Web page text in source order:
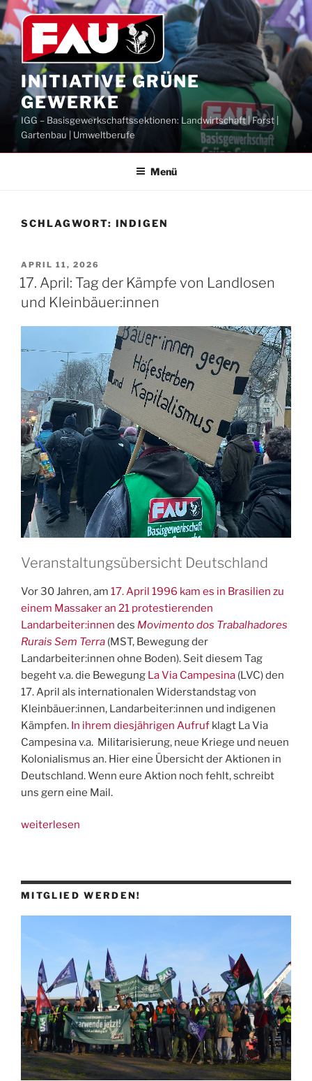
Zum
Inhalt
springen
INITIATIVE GRÜNE
GEWERKE
IGG – Basisgewerkschaftssektionen: Landwirtschaft | Forst |
Gartenbau | Umweltberufe
Menü
SCHLAGWORT: INDIGEN
VERÖFFENTLICHT
AM
APRIL 11, 2026
17. April: Tag der Kämpfe von Landlosen
und Kleinbäuer:innen
Veranstaltungsübersicht Deutschland
Vor 30 Jahren, am 17. April 1996 kam es in Brasilien zu
einem Massaker an 21 protestierenden
Landarbeiter:innen des Movimento dos Trabalhadores
Rurais Sem Terra (MST, Bewegung der
Landarbeiter:innen ohne Boden). Seit diesem Tag
begeht v.a. die Bewegung La Via Campesina (LVC) den
17. April als internationalen Widerstandstag von
Kleinbäuer:innen, Landarbeiter:innen und indigenen
Kämpfen. In ihrem diesjährigen Aufruf klagt La Via
Campesina v.a. Militarisierung, neue Kriege und neuen
Kolonialismus an. Hier eine Übersicht der Aktionen in
Deutschland. Wenn eure Aktion noch fehlt, schreibt
uns gern eine Mail.
„17.
Kämpfe
Kleinbäuer:innen“
weiterlesen
MITGLIED WERDEN!